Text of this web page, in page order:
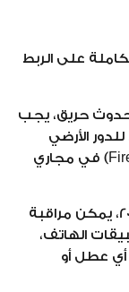
على الربط
حريق، يجب
الأرضي
وإغلاق مخمدات الحريق (Fire Dampers) في مجاري
بفضل تقنيات 2026، يمكن مراقبة
الهاتف،
عطل أو